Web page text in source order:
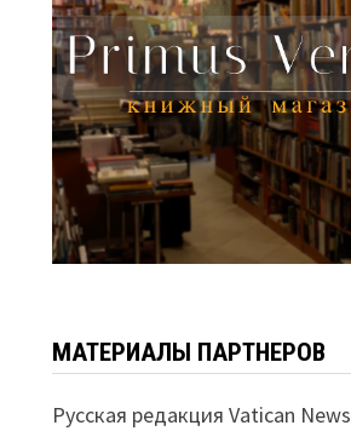
МАТЕРИАЛЫ ПАРТНЕРОВ
Русская редакция Vatican News